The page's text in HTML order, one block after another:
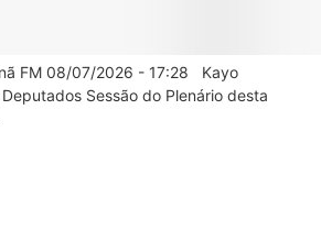
FM 08/07/2026 - 17:28 Kayo
Sessão do Plenário desta